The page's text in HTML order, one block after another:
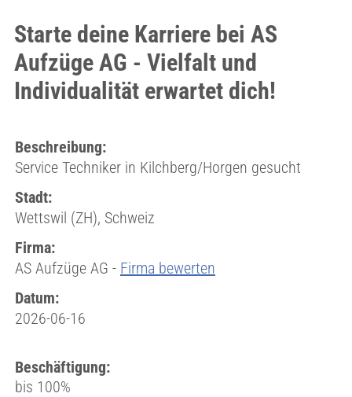
Starte deine Karriere bei AS
Aufzüge AG - Vielfalt und
Individualität erwartet dich!
Beschreibung:
Service Techniker in Kilchberg/Horgen gesucht
Stadt:
Wettswil (ZH), Schweiz
Firma:
AS Aufzüge AG - Firma bewerten
Datum:
2026-06-16
Beschäftigung:
bis 100%